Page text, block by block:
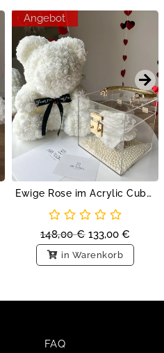
Angebot
Ewige Rose im Acrylic Cube & Rosenbär Weiß
148,00€ 133,00€
in Warenkorb
FAQ